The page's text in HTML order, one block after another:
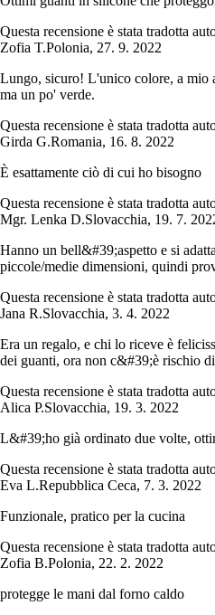
Questa recensione è stata tradotta
Zofia T.Polonia, 27. 9. 2022
Lungo, sicuro! L'unico colore, a mio
ma un po' verde.
Questa recensione è stata tradotta
Girda G.Romania, 16. 8. 2022
È esattamente ciò di cui ho bisogno
Questa recensione è stata tradotta
Mgr. Lenka D.Slovacchia, 19. 7.
Hanno un bell&#39;aspetto e si
piccole/medie dimensioni, quindi
Questa recensione è stata tradotta
Jana R.Slovacchia, 3. 4. 2022
Era un regalo, e chi lo riceve è
dei guanti, ora non c&#39;è rischio
Questa recensione è stata tradotta
Alica P.Slovacchia, 19. 3. 2022
L&#39;ho già ordinato due volte,
Questa recensione è stata tradotta
Eva L.Repubblica Ceca, 7. 3. 2022
Funzionale, pratico per la cucina
Questa recensione è stata tradotta
Zofia B.Polonia, 22. 2. 2022
protegge le mani dal forno caldo